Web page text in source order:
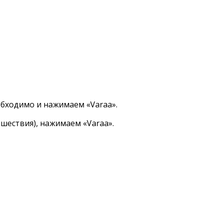
и нажимаем «Varaa».
нажимаем «Varaa».